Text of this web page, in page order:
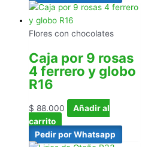
Flores con chocolates
Caja por 9 rosas
4 ferrero y globo
R16
$ 88.000
Añadir al
carrito
Pedir por Whatsapp